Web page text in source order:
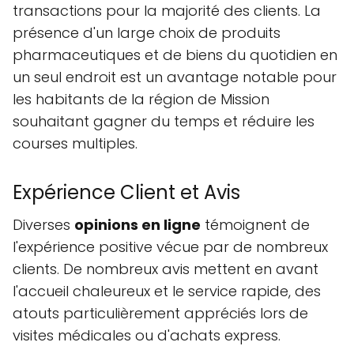
transactions pour la majorité des clients. La
présence d'un large choix de produits
pharmaceutiques et de biens du quotidien en
un seul endroit est un avantage notable pour
les habitants de la région de Mission
souhaitant gagner du temps et réduire les
courses multiples.
Expérience Client et Avis
Diverses opinions en ligne témoignent de
l'expérience positive vécue par de nombreux
clients. De nombreux avis mettent en avant
l'accueil chaleureux et le service rapide, des
atouts particulièrement appréciés lors de
visites médicales ou d'achats express.